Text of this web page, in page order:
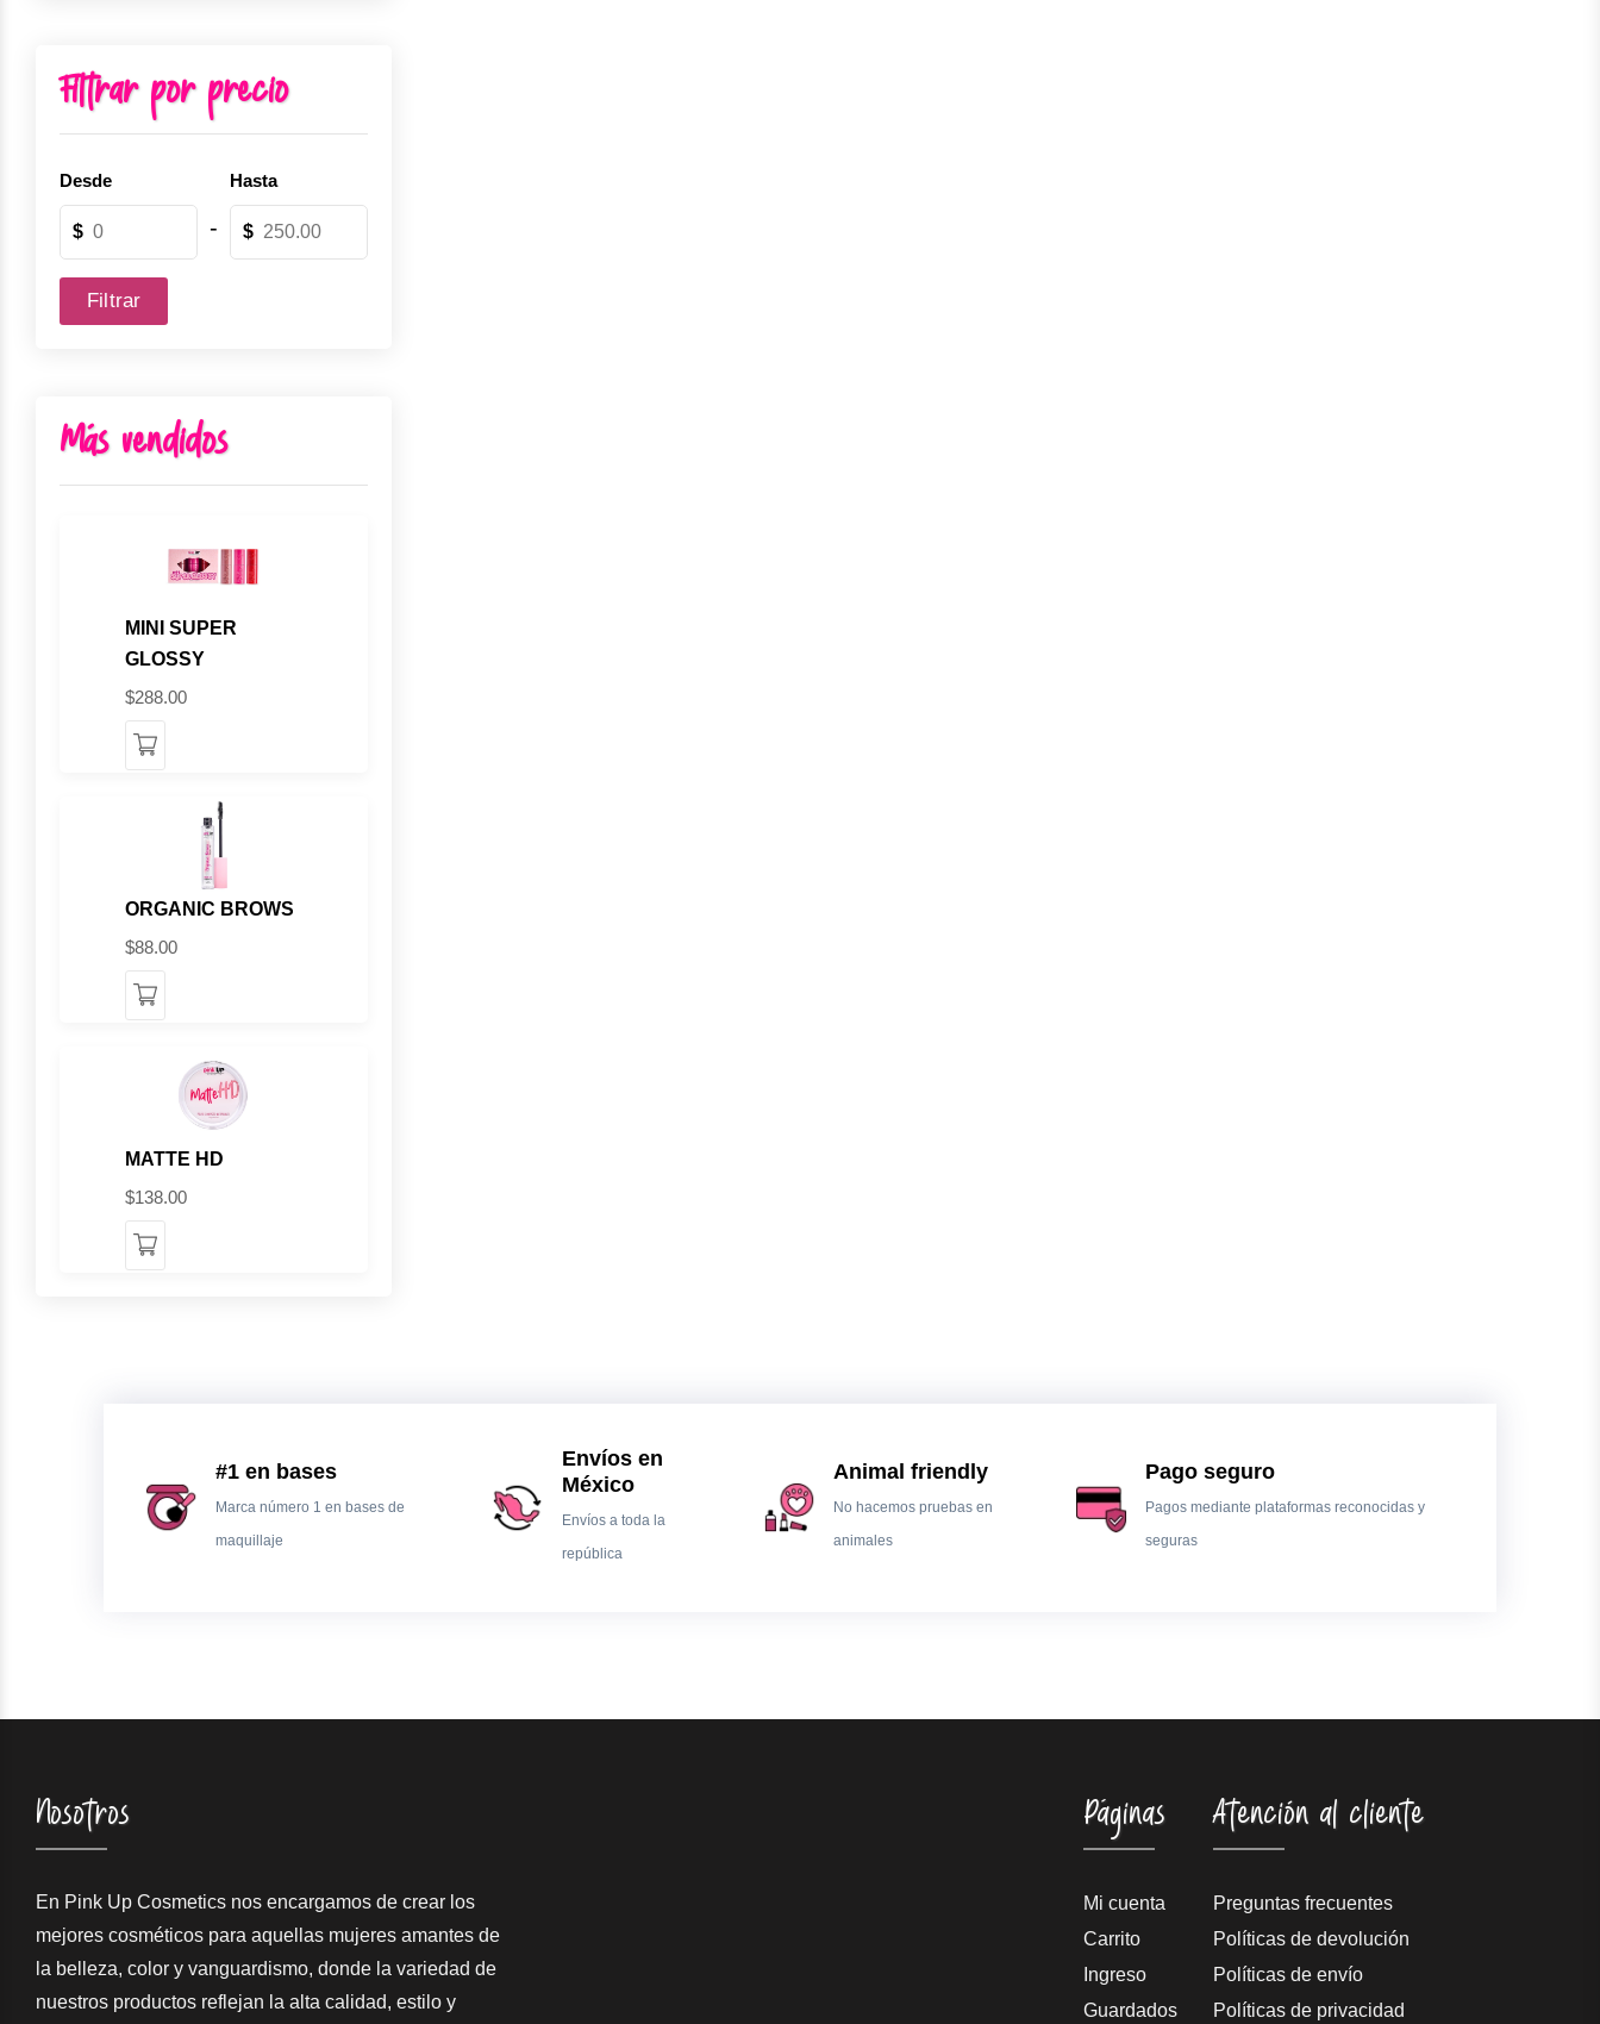
Filtrar por precio
Desde
$ -
Hasta
$
Filtrar
Más vendidos
MINI SUPER
GLOSSY
$288.00
ORGANIC BROWS
$88.00
MATTE HD
$138.00
#1 en bases
Marca número 1 en bases de
maquillaje
Envíos en
México
Envíos a toda la
república
Animal friendly
No hacemos pruebas en
animales
Pago seguro
Pagos mediante plataformas reconocidas y
seguras
Nosotros
En Pink Up Cosmetics nos encargamos de crear los
mejores cosméticos para aquellas mujeres amantes de
la belleza, color y vanguardismo, donde la variedad de
nuestros productos reflejan la alta calidad, estilo y
Páginas
Mi cuenta
Carrito
Ingreso
Guardados
Atención al cliente
Preguntas frecuentes
Políticas de devolución
Políticas de envío
Políticas de privacidad